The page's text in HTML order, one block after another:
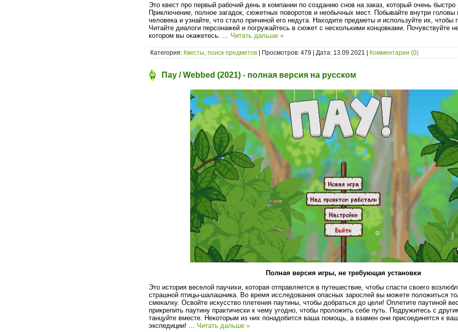
Это квест про первый рабочий день в компании по созданию снов на заказ, который очень быстро
Приключение, полное загадок, сюжетных поворотов и необычных мест. Побывайте внутри головы
человека и узнайте, что стало причиной его недуга. Находите предметы и используйте их, чтобы
Читайте диалоги персонажей и погружайтесь в сюжет с несколькими концовками. Почувствуйте
котором вы окажетесь.
Читать дальше »
Категория: Квесты, поиск предметов | Просмотров: 479 | Дата: 13.09.2021 Комментарии (0)
Пау / Webbed (2021) - полная версия на русском
Полная версия игры, не требующая установки
Это история веселой паучихи, которая отправляется в путешествие, чтобы спасти своего
страшной птицы-шалашника. Во время исследования опасных зарослей вы можете положиться
смекалку. Освойте искусство плетения паутины, чтобы добраться до цели! Оплетите паутиной
прикрепить паутину практически к чему угодно, чтобы проложить себе путь. Подружитесь с
танцуйте вместе. Некоторым из них понадобится ваша помощь, а взамен они присоединятся к
экспедиции! ... Читать дальше »